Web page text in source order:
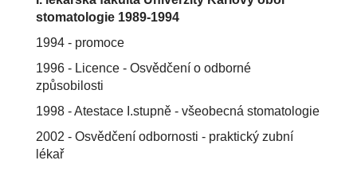
stomatologie 1989-1994
1994 - promoce
1996 - Licence - Osvědčení o odborné
způsobilosti
1998 - Atestace I.stupně - všeobecná stomatologie
2002 - Osvědčení odbornosti - praktický zubní
lékař